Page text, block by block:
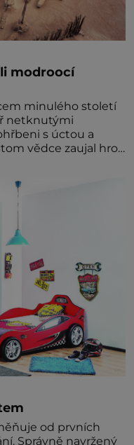
modroocí
minulého století
netknutými
s úctou a
vědce zaujal hrob
přičítají
Sucho,
od prvních
Správně navržený